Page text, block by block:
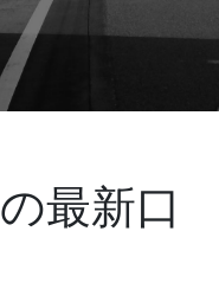
の最新口